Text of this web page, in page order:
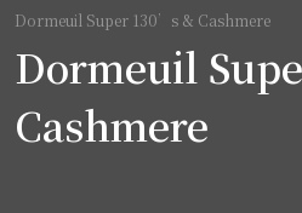
Dormeuil Super 130’s & Cashmere
Dormeuil
Cashmere